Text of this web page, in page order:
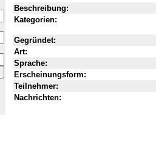
Beschreibung:
Kategorien:
Gegründet:
Art:
Sprache:
Erscheinungsform:
Teilnehmer:
Nachrichten: